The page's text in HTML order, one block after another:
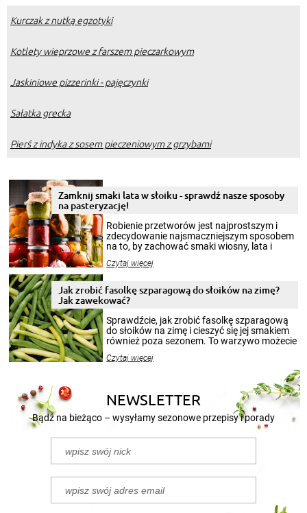
Kurczak z nutką egzotyki
Kotlety wieprzowe z farszem pieczarkowym
Jaskiniowe pizzerinki - pajęczynki
Sałatka grecka
Pierś z indyka z sosem pieczeniowym z grzybami
Zamknij smaki lata w słoiku - sprawdź nasze sposoby
na pasteryzację!
Robienie przetworów jest najprostszym i
zdecydowanie najsmaczniejszym sposobem
na to, by zachować smaki wiosny, lata i
krajobrazów, by cieszyć nimi oko w sezonie
pełni poczuć atmosferę cieplejszych
miesięcy. Przygotowanie słoików ze
patenty, które pozwolą zachować świeżość
przetworów.
Czytaj więcej
Jak zrobić fasolkę szparagową do słoików na zimę?
Jak zawekować?
Sprawdźcie, jak zrobić fasolkę szparagową
do słoików na zimę i cieszyć się jej smakiem
również poza sezonem. To warzywo możecie
nasze propozycje!
Czytaj więcej
NEWSLETTER
Bądź na bieżąco – wysyłamy sezonowe przepisy i porady